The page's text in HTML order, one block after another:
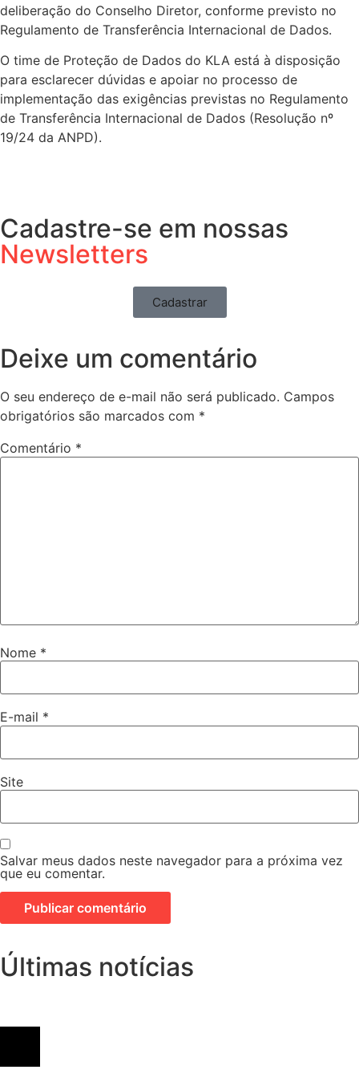
deliberação do Conselho Diretor, conforme previsto no
Regulamento de Transferência Internacional de Dados.
O time de Proteção de Dados do KLA está à disposição
para esclarecer dúvidas e apoiar no processo de
implementação das exigências previstas no Regulamento
de Transferência Internacional de Dados (Resolução nº
19/24 da ANPD).
Cadastre-se em nossas
Newsletters
Cadastrar
Deixe um comentário
O seu endereço de e-mail não será publicado. Campos
obrigatórios são marcados com *
Comentário *
Nome *
E-mail *
Site
Salvar meus dados neste navegador para a próxima vez
que eu comentar.
Últimas notícias